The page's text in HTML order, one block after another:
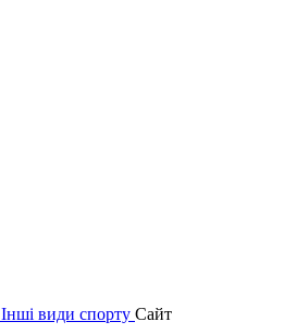
Інші види спорту Сайт